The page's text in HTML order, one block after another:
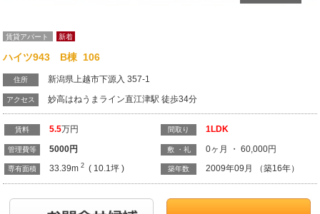
賃貸アパート 新着
ハイツ943 B棟 106
住所 新潟県上越市下源入 357-1
アクセス 妙高はねうまライン直江津駅 徒歩34分
賃料 5.5万円
管理費等 5000円
専有面積 33.39m 2( 10.1坪 )
間取り 1LDK
敷 ・礼 0ヶ月 ・ 60,000円
築年数 2009年09月 （築16年）